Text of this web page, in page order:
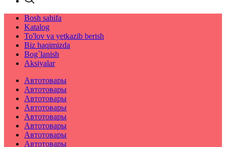
Bosh sahifa
Katalog
To'lov va yetkazib berish
Biz haqimizda
Bog`lanish
Aksiyalar
Автотовары
Автотовары
Автотовары
Автотовары
Автотовары
Автотовары
Автотовары
Автотовары